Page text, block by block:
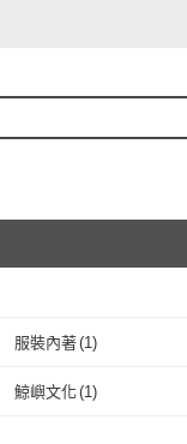
服裝內著(1)
鯨嶼文化(1)